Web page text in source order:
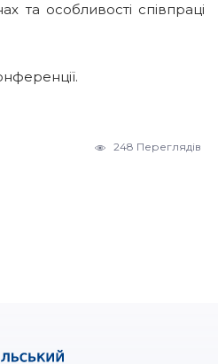
та особливості співпраці
248 Переглядів